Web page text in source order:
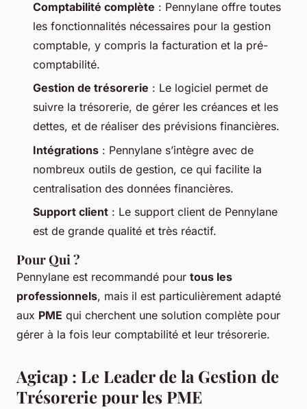
Comptabilité complète : Pennylane offre toutes
les fonctionnalités nécessaires pour la gestion
comptable, y compris la facturation et la pré-
comptabilité.
Gestion de trésorerie : Le logiciel permet de
suivre la trésorerie, de gérer les créances et les
dettes, et de réaliser des prévisions financières.
Intégrations : Pennylane s’intègre avec de
nombreux outils de gestion, ce qui facilite la
centralisation des données financières.
Support client : Le support client de Pennylane
est de grande qualité et très réactif.
Pour Qui ?
Pennylane est recommandé pour tous les
professionnels, mais il est particulièrement adapté
aux PME qui cherchent une solution complète pour
gérer à la fois leur comptabilité et leur trésorerie.
Agicap : Le Leader de la Gestion de
Trésorerie pour les PME